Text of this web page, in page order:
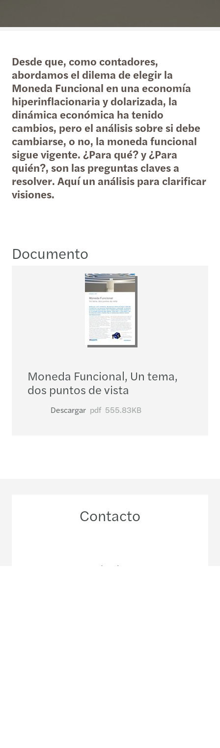
Desde que, como contadores,
abordamos el dilema de elegir la
Moneda Funcional en una economía
hiperinflacionaria y dolarizada, la
dinámica económica ha tenido
cambios, pero el análisis sobre si debe
cambiarse, o no, la moneda funcional
sigue vigente. ¿Para qué? y ¿Para
quién?, son las preguntas claves a
resolver. Aquí un análisis para clarificar
visiones.
Documento
Moneda Funcional, Un tema,
dos puntos de vista
Descargar pdf 555.83KB
Contacto
+58 (212) 9510911